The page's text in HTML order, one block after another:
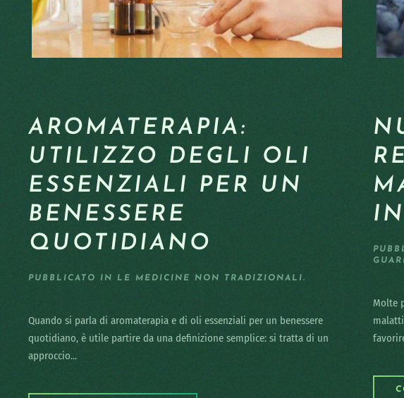
AROMATERAPIA:
UTILIZZO DEGLI OLI
ESSENZIALI PER UN
BENESSERE
QUOTIDIANO
PUBBLICATO IN LE MEDICINE NON TRADIZIONALI.
Quando si parla di aromaterapia e di oli essenziali per un benessere
quotidiano, è utile partire da una definizione semplice: si tratta di un
approccio...
Molte